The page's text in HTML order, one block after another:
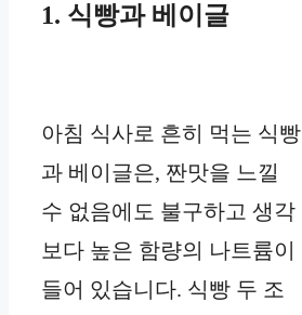
1. 식빵과 베이글
아침 식사로 흔히 먹는 식빵
과 베이글은, 짠맛을 느낄
수 없음에도 불구하고 생각
보다 높은 함량의 나트륨이
들어 있습니다. 식빵 두 조